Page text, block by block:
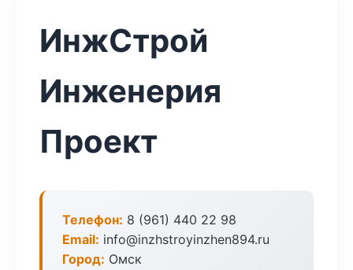
ИнжСтрой
Инженерия
Проект
Телефон: 8 (961) 440 22 98
Email: info@inzhstroyinzhen894.ru
Город: Омск